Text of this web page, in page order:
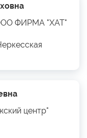
ФИРМА "ХАТ"
центр"